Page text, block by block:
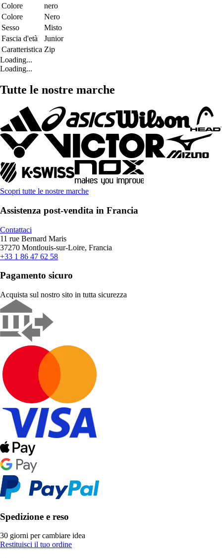
Colore
nero
Colore
Nero
Sesso
Misto
Fascia d'età
Junior
Caratteristica Zip
Loading...
Loading...
Tutte le nostre marche
Scopri tutte le nostre marche
Assistenza post-vendita in Francia
Contattaci
11 rue Bernard Maris
37270 Montlouis-sur-Loire, Francia
+33 1 86 47 62 58
Pagamento sicuro
Acquista sul nostro sito in tutta sicurezza
Spedizione e reso
30 giorni per cambiare idea
Restituisci il tuo ordine